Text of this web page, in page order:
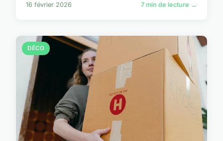
16 février 2026 7 min de lecture →
DÉCO